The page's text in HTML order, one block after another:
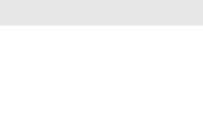
Indeksy: aktywności